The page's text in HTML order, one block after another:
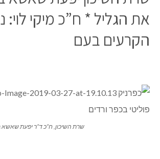
את הגליל * ח”כ מיקי
הקרעים בעם
שרת השיכון, ח”כ ד”ר יפעת שאשא